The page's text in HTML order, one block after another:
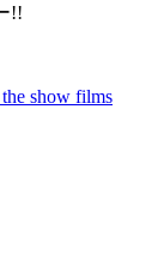
!!
show films